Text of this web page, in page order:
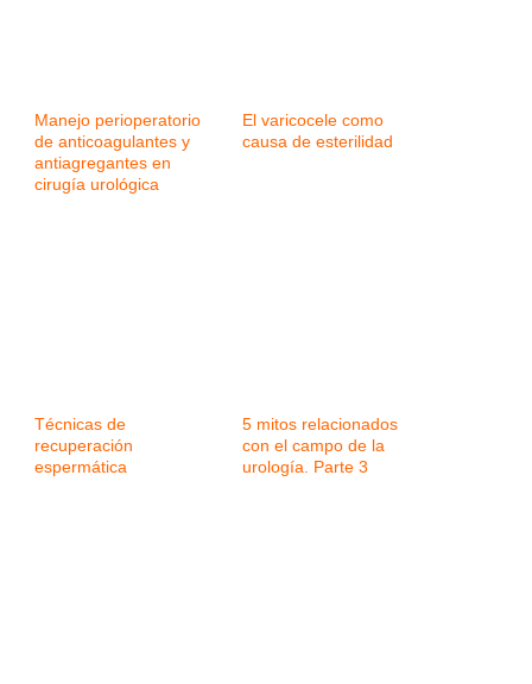
Manejo perioperatorio
de anticoagulantes y
antiagregantes en
cirugía urológica
El varicocele como
causa de esterilidad
Técnicas de
recuperación
espermática
5 mitos relacionados
con el campo de la
urología. Parte 3